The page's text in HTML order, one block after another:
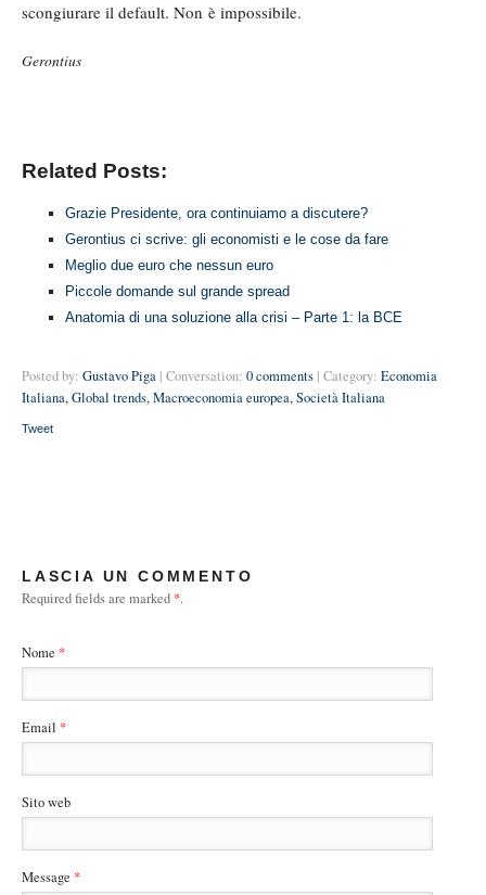
scongiurare il default. Non è impossibile.
Gerontius
Related Posts:
Grazie Presidente, ora continuiamo a discutere?
Gerontius ci scrive: gli economisti e le cose da fare
Meglio due euro che nessun euro
Piccole domande sul grande spread
Anatomia di una soluzione alla crisi – Parte 1: la BCE
Posted by: Gustavo Piga | Conversation: 0 comments | Category: Economia
Italiana,Global trends,Macroeconomia europea,Società Italiana
Tweet
LASCIA UN COMMENTO
Required fields are marked *.
Nome *
Email *
Sito web
Message *